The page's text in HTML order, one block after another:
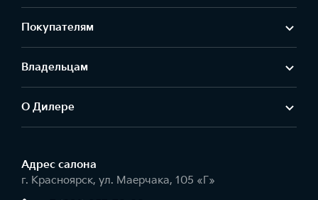
Покупателям
Владельцам
О Дилере
Адрес салонa
г. Красноярск, ул. Маерчака, 105 «Г»